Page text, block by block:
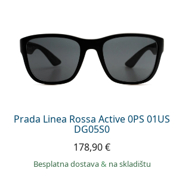
Prada Linea Rossa Active 0PS 01US
DG05S0
178,90 €
Besplatna dostava& na skladištu